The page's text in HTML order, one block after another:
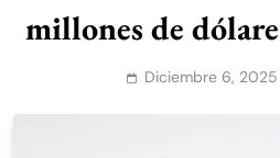
millones de
Diciembre 6, 2025